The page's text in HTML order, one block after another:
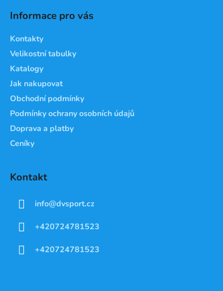
Informace pro vás
Kontakty
Velikostní tabulky
Katalogy
Jak nakupovat
Obchodní podmínky
Podmínky ochrany osobních údajů
Doprava a platby
Ceníky
Kontakt
info@dvsport.cz
+420724781523
+420724781523